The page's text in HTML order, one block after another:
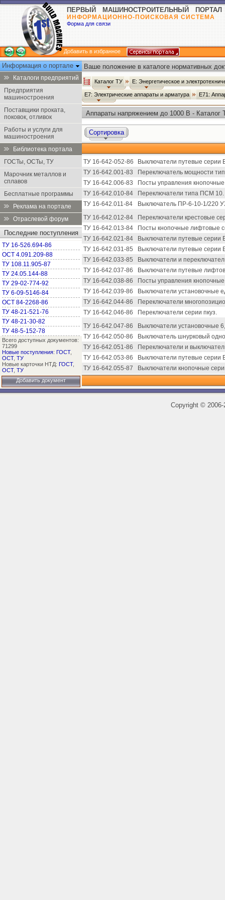
ПЕРВЫЙ МАШИНОСТРОИТЕЛЬНЫЙ ПОРТАЛ
ИНФОРМАЦИОННО-ПОИСКОВАЯ СИСТЕМА
Форма для связи
Добавить в избранное
Информация о портале
Каталоги предприятий
Предприятия
машиностроения
Поставщики проката,
поковок, отливок
Работы и услуги для
машиностроения
Библиотека портала
ГОСТы, ОСТы, ТУ
Марочник металлов и
сплавов
Бесплатные программы
Реклама на портале
Отраслевой форум
Последние поступления
ТУ 16-526.694-86
ОСТ 4.091.209-88
ТУ 108.11.905-87
ТУ 24.05.144-88
ТУ 29-02-774-92
ТУ 6-09-5146-84
ОСТ 84-2268-86
ТУ 48-21-521-76
ТУ 48-21-30-82
ТУ 48-5-152-78
Всего доступных документов:
71299
Новые поступления: ГОСТ,
ОСТ, ТУ
Новые карточки НТД: ГОСТ,
ОСТ, ТУ
Добавить документ
Ваше положение в каталоге нормативных
Каталог ТУ Е: Энергетическое и
Е7: Электрические аппараты и арматура Е71:
Аппараты напряжением до 1000 В - Каталог
Сортировка
ТУ 16-642-052-86
Выключатели путевые серии
ТУ 16-642.001-83
Переключатель мощности
ТУ 16-642.006-83
Посты управления
ТУ 16-642.010-84
Переключатели типа ПСМ 10.
ТУ 16-642.011-84
Выключатель ПР-6-10-1/220
ТУ 16-642.012-84
Переключатели крестовые
ТУ 16-642.013-84
Посты кнопочные лифтовые
ТУ 16-642.021-84
Выключатели путевые серии
ТУ 16-642.031-85
Выключатели путевые серии
ТУ 16-642.033-85
Выключатели и
ТУ 16-642.037-86
Выключатели путевые
ТУ 16-642.038-86
Посты управления
ТУ 16-642.039-86
Выключатели установочные
ТУ 16-642.044-86
Переключатели
ТУ 16-642.046-86
Переключатели серии пкуз.
ТУ 16-642.047-86
Выключатели установочные
ТУ 16-642.050-86
Выключатель шнурковый
ТУ 16-642.051-86
Переключатели и
ТУ 16-642.053-86
Выключатели путевые серии
ТУ 16-642.055-87
Выключатели кнопочные
Copyright ©